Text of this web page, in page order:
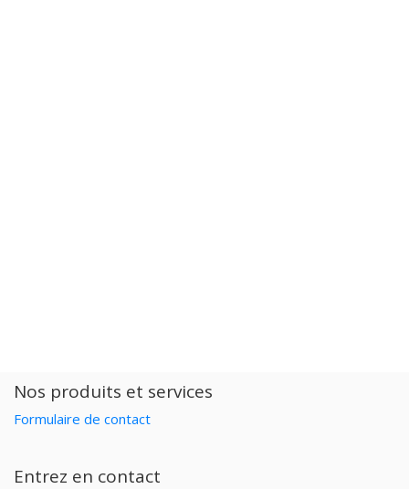
Nos produits et services
Formulaire de contact
Entrez en contact